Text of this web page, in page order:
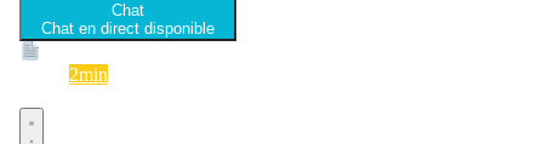
Chat
Chat en direct disponible
2min